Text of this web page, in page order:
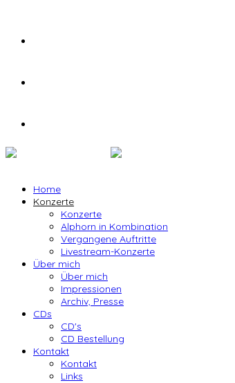
Home
Konzerte
Konzerte
Alphorn in Kombination
Vergangene Auftritte
Livestream-Konzerte
Über mich
Über mich
Impressionen
Archiv, Presse
CDs
CD's
CD Bestellung
Kontakt
Kontakt
Links